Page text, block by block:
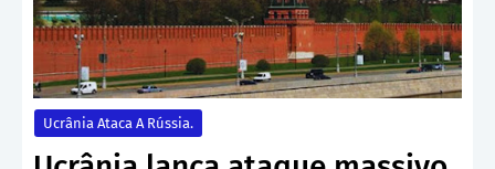
Ucrânia Ataca A Rússia.